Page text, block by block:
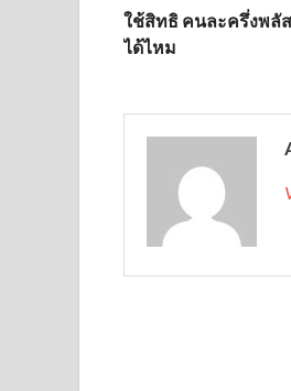
ใช้สิทธิ คนละครึ่งพลัส
ได้ไหม